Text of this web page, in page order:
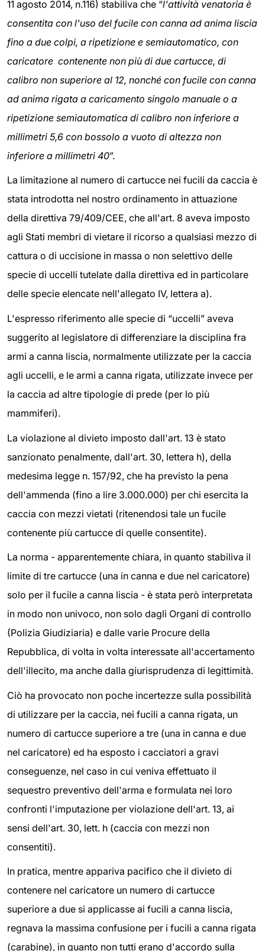
11 agosto 2014, n.116) stabiliva che “l'attività venatoria è
consentita con l'uso del fucile con canna ad anima liscia
fino a due colpi, a ripetizione e semiautomatico, con
caricatore contenente non più di due cartucce, di
calibro non superiore al 12, nonché con fucile con canna
ad anima rigata a caricamento singolo manuale o a
ripetizione semiautomatica di calibro non inferiore a
millimetri 5,6 con bossolo a vuoto di altezza non
inferiore a millimetri 40”.
La limitazione al numero di cartucce nei fucili da caccia è
stata introdotta nel nostro ordinamento in attuazione
della direttiva 79/409/CEE, che all'art. 8 aveva imposto
agli Stati membri di vietare il ricorso a qualsiasi mezzo di
cattura o di uccisione in massa o non selettivo delle
specie di uccelli tutelate dalla direttiva ed in particolare
delle specie elencate nell'allegato IV, lettera a).
L'espresso riferimento alle specie di “uccelli” aveva
suggerito al legislatore di differenziare la disciplina fra
armi a canna liscia, normalmente utilizzate per la caccia
agli uccelli, e le armi a canna rigata, utilizzate invece per
la caccia ad altre tipologie di prede (per lo più
mammiferi).
La violazione al divieto imposto dall'art. 13 è stato
sanzionato penalmente, dall'art. 30, lettera h), della
medesima legge n. 157/92, che ha previsto la pena
dell'ammenda (fino a lire 3.000.000) per chi esercita la
caccia con mezzi vietati (ritenendosi tale un fucile
contenente più cartucce di quelle consentite).
La norma - apparentemente chiara, in quanto stabiliva il
limite di tre cartucce (una in canna e due nel caricatore)
solo per il fucile a canna liscia - è stata però interpretata
in modo non univoco, non solo dagli Organi di controllo
(Polizia Giudiziaria) e dalle varie Procure della
Repubblica, di volta in volta interessate all'accertamento
dell'illecito, ma anche dalla giurisprudenza di legittimità.
Ciò ha provocato non poche incertezze sulla possibilità
di utilizzare per la caccia, nei fucili a canna rigata, un
numero di cartucce superiore a tre (una in canna e due
nel caricatore) ed ha esposto i cacciatori a gravi
conseguenze, nel caso in cui veniva effettuato il
sequestro preventivo dell'arma e formulata nei loro
confronti l'imputazione per violazione dell'art. 13, ai
sensi dell'art. 30, lett. h (caccia con mezzi non
consentiti).
In pratica, mentre appariva pacifico che il divieto di
contenere nel caricatore un numero di cartucce
superiore a due si applicasse ai fucili a canna liscia,
regnava la massima confusione per i fucili a canna rigata
(carabine), in quanto non tutti erano d'accordo sulla